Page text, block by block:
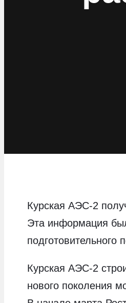
Курская АЭС-2
Эта информация
Курская АЭС-2
нового поколения